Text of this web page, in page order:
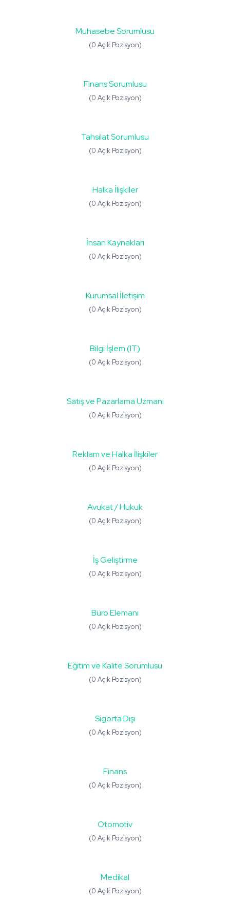
Muhasebe Sorumlusu
(0 Açık Pozisyon)
Finans Sorumlusu
(0 Açık Pozisyon)
Tahsilat Sorumlusu
(0 Açık Pozisyon)
Halka İlişkiler
(0 Açık Pozisyon)
İnsan Kaynakları
(0 Açık Pozisyon)
Kurumsal İletişim
(0 Açık Pozisyon)
Bilgi İşlem (IT)
(0 Açık Pozisyon)
Satış ve Pazarlama Uzmanı
(0 Açık Pozisyon)
Reklam ve Halka İlişkiler
(0 Açık Pozisyon)
Avukat / Hukuk
(0 Açık Pozisyon)
İş Geliştirme
(0 Açık Pozisyon)
Büro Elemanı
(0 Açık Pozisyon)
Eğitim ve Kalite Sorumlusu
(0 Açık Pozisyon)
Sigorta Dışı
(0 Açık Pozisyon)
Finans
(0 Açık Pozisyon)
Otomotiv
(0 Açık Pozisyon)
Medikal
(0 Açık Pozisyon)